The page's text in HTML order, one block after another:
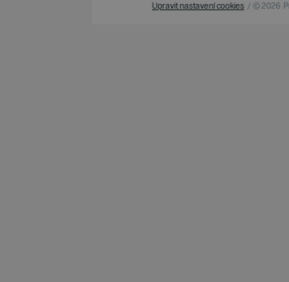
Upravit nastavení cookies / © 2026